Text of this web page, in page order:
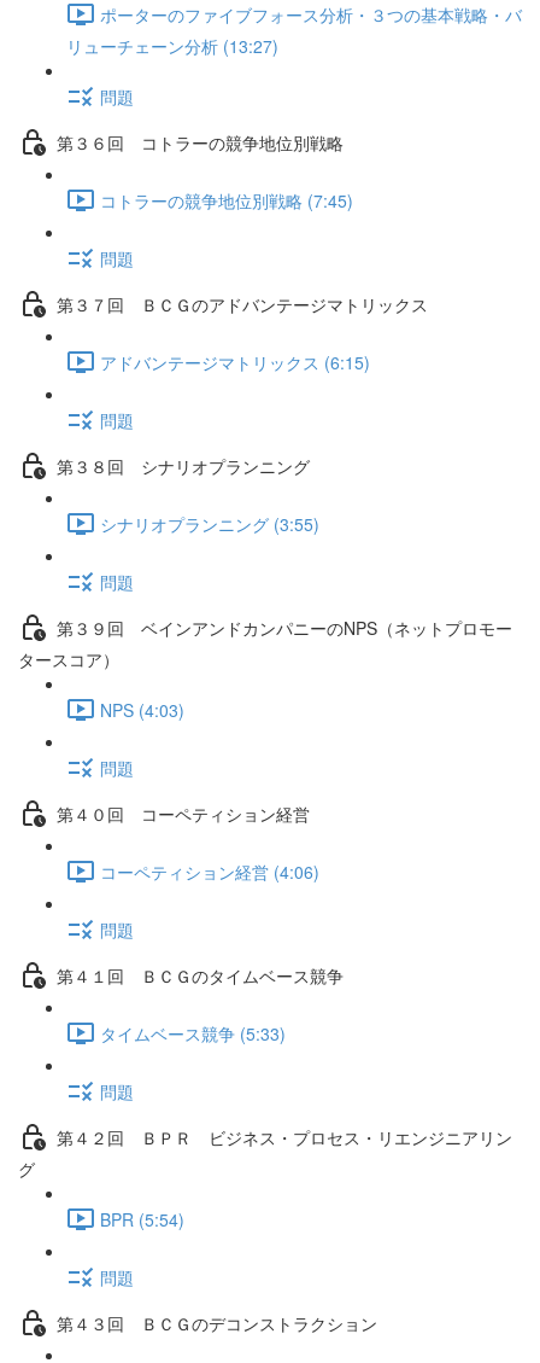
ポーターのファイブフォース分析・３つの基本戦略・バ
リューチェーン分析 (13:27)
問題
第３６回 コトラーの競争地位別戦略
コトラーの競争地位別戦略 (7:45)
問題
第３７回 ＢＣＧのアドバンテージマトリックス
アドバンテージマトリックス (6:15)
問題
第３８回 シナリオプランニング
シナリオプランニング (3:55)
問題
第３９回 ベインアンドカンパニーのNPS（ネットプロモー
タースコア）
NPS (4:03)
問題
第４０回 コーペティション経営
コーペティション経営 (4:06)
問題
第４１回 ＢＣＧのタイムベース競争
タイムベース競争 (5:33)
問題
第４２回 ＢＰＲ ビジネス・プロセス・リエンジニアリン
グ
BPR (5:54)
問題
第４３回 ＢＣＧのデコンストラクション